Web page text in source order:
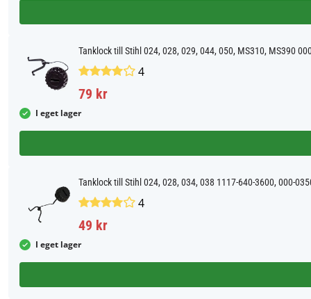
Tanklock till Stihl 024, 028, 029, 044, 050, MS310, MS390
4
79 kr
I eget lager
Tanklock till Stihl 024, 028, 034, 038 1117-640-3600, 000-
4
49 kr
I eget lager